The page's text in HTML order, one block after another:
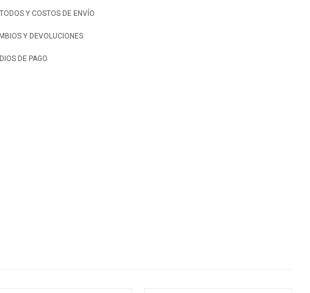
Y COSTOS DE ENVÍO
Y DEVOLUCIONES
DE PAGO